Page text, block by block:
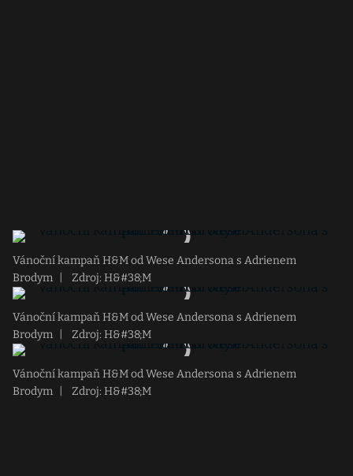
Vánoční kampaň H&M od Wese Andersona s Adrienem
Brodym
Zdroj: H&#38;M
Vánoční kampaň H&M od Wese Andersona s Adrienem
Brodym
Zdroj: H&#38;M
Vánoční kampaň H&M od Wese Andersona s Adrienem
Brodym
Zdroj: H&#38;M